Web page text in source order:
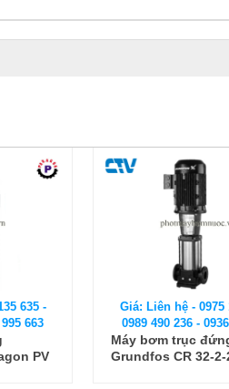
635 -
663
PV
Giá: Liên hệ - 0975
0989 490 236 -
Máy bơm trục
Grundfos CR 32-2-